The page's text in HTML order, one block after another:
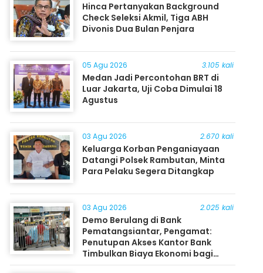
Hinca Pertanyakan Background
Check Seleksi Akmil, Tiga ABH
Divonis Dua Bulan Penjara
05 Agu 2026 3.105 kali
Medan Jadi Percontohan BRT di
Luar Jakarta, Uji Coba Dimulai 18
Agustus
03 Agu 2026 2.670 kali
Keluarga Korban Penganiayaan
Datangi Polsek Rambutan, Minta
Para Pelaku Segera Ditangkap
03 Agu 2026 2.025 kali
Demo Berulang di Bank
Pematangsiantar, Pengamat:
Penutupan Akses Kantor Bank
Timbulkan Biaya Ekonomi bagi
Masyarakat